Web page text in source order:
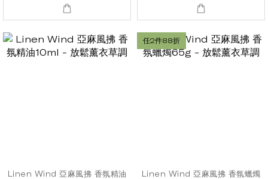
Linen Wind 亞麻風拂 香氛精油
任2件88折
Linen Wind 亞麻風拂 香氛蠟燭